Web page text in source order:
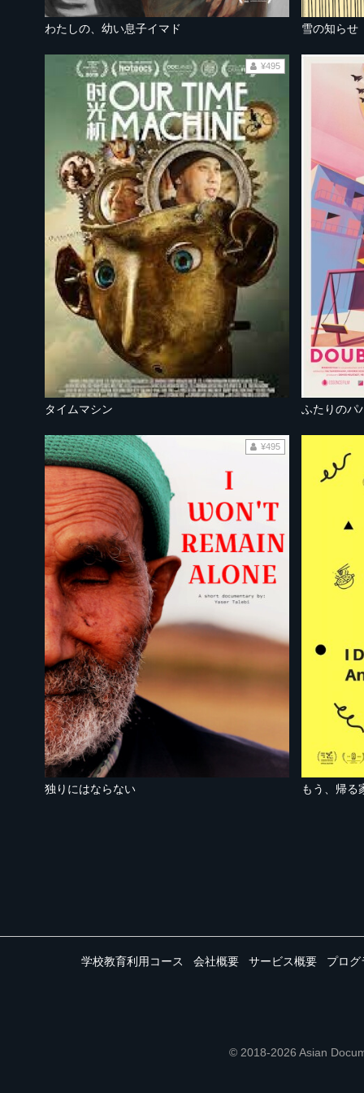
わたしの、幼い息子イマド 雪の知らせ
タイムマシン
¥495
ふたりのパ
独りにはならない
¥495
もう、帰る
学校教育利用コース 会社概要 サービス概要 プログ
© 2018-2026 Asian